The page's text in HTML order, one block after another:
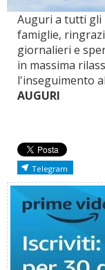
Auguri a tutti gli
famiglie,
giornalieri e
in massima
l'inseguimento
AUGURI
Telegram